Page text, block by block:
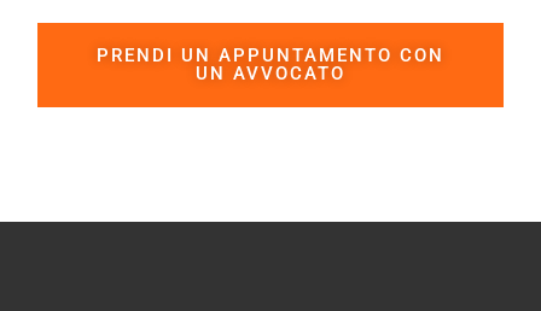
PRENDI UN APPUNTAMENTO CON
UN AVVOCATO